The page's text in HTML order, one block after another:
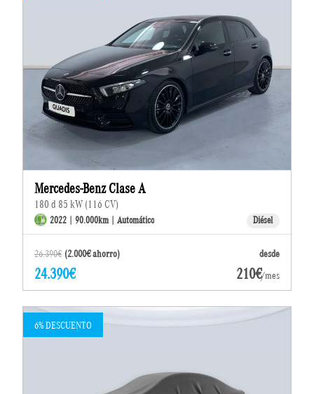
Mercedes-Benz Clase A
180 d 85 kW (116 CV)
2022 | 90.000km | Automático Diésel
26.390€ (2.000€ ahorro) desde
24.390€ 210€/mes
6% DESCUENTO